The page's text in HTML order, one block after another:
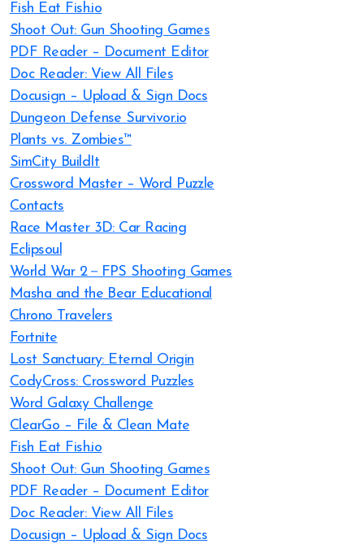
Fish Eat Fish.io
Shoot Out: Gun Shooting Games
PDF Reader – Document Editor
Doc Reader: View All Files
Docusign – Upload & Sign Docs
Dungeon Defense Survivor.io
Plants vs. Zombies™
SimCity BuildIt
Crossword Master – Word Puzzle
Contacts
Race Master 3D: Car Racing
Eclipsoul
World War 2－FPS Shooting Games
Masha and the Bear Educational
Chrono Travelers
Fortnite
Lost Sanctuary: Eternal Origin
CodyCross: Crossword Puzzles
Word Galaxy Challenge
ClearGo – File & Clean Mate
Fish Eat Fish.io
Shoot Out: Gun Shooting Games
PDF Reader – Document Editor
Doc Reader: View All Files
Docusign – Upload & Sign Docs